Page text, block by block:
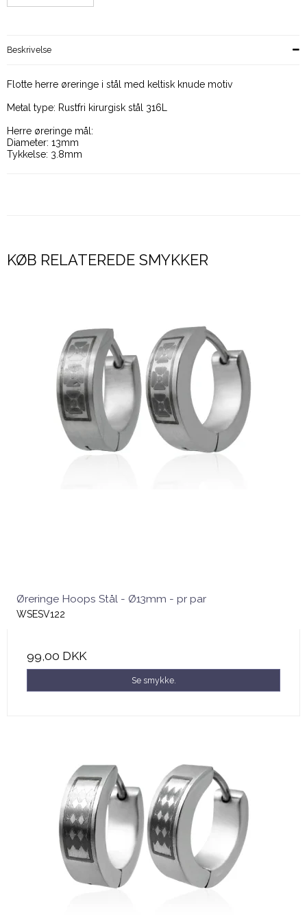
Beskrivelse
Flotte herre øreringe i stål med keltisk knude motiv
Metal type: Rustfri kirurgisk stål 316L
Herre øreringe mål:
Diameter: 13mm
Tykkelse: 3.8mm
KØB RELATEREDE SMYKKER
Øreringe Hoops Stål - Ø13mm - pr par
WSESV122
99,00 DKK
Se smykke.